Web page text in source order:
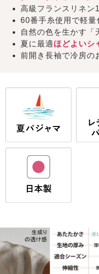
高級フランスリネン
60番手糸使用で軽量
自然の色を生かす「
夏に最適ほどよいシ
前開き長袖で冷房の